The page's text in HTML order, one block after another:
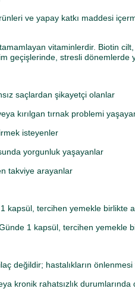
ve yapay katkı maddesi
tamamlayan vitaminlerdir. Biotin
geçişlerinde, stresli dönemlerde
saçlardan şikayetçi olanlar
kırılgan tırnak problemi
isteyenler
yorgunluk yaşayanlar
takviye arayanlar
kapsül, tercihen yemekle birlikte
1 kapsül, tercihen yemekle
değildir; hastalıkların
kronik rahatsızlık durumlarında